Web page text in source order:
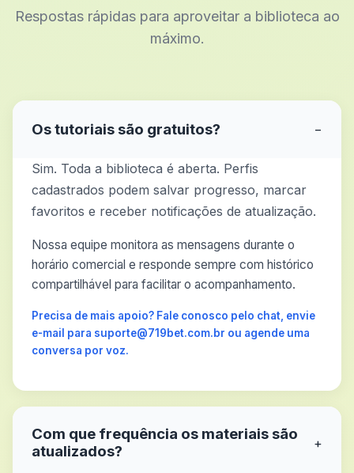
Respostas rápidas para aproveitar a biblioteca ao
máximo.
Os tutoriais são gratuitos? −
Sim. Toda a biblioteca é aberta. Perfis
cadastrados podem salvar progresso, marcar
favoritos e receber notificações de atualização.
Nossa equipe monitora as mensagens durante o
horário comercial e responde sempre com histórico
compartilhável para facilitar o acompanhamento.
Precisa de mais apoio? Fale conosco pelo chat, envie
e-mail para suporte@719bet.com.br ou agende uma
conversa por voz.
Com que frequência os materiais são
atualizados?
+